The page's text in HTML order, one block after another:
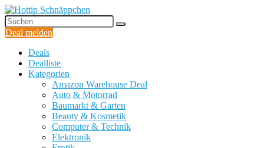
Deal melden
Deals
Dealliste
Kategorien
Amazon Warehouse Deal
Auto & Motorrad
Baumarkt & Garten
Beauty & Kosmetik
Computer & Technik
Elektronik